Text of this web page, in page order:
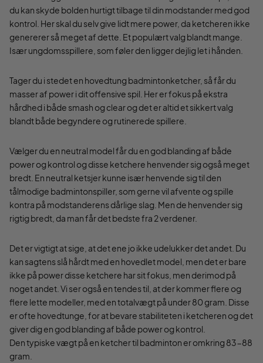
du kan skyde bolden hurtigt tilbage til din modstander med god
kontrol. Her skal du selv give lidt mere power, da ketcheren ikke
genererer så meget af dette. Et populært valg blandt mange.
Især ungdomsspillere, som føler den ligger dejlig let i hånden.
Tager du i stedet en hovedtung badmintonketcher, så får du
masser af power i dit offensive spil. Her er fokus på ekstra
hårdhed i både smash og clear og det er altid et sikkert valg
blandt både begyndere og rutinerede spillere.
Vælger du en neutral model får du en god blanding af både
power og kontrol og disse ketchere henvender sig også meget
bredt. En neutral ketsjer kunne især henvende sig til den
tålmodige badmintonspiller, som gerne vil afvente og spille
kontra på modstanderens dårlige slag. Men de henvender sig
rigtig bredt, da man får det bedste fra 2 verdener.
Det er vigtigt at sige, at det ene jo ikke udelukker det andet. Du
kan sagtens slå hårdt med en hovedlet model, men det er bare
ikke på power disse ketchere har sit fokus, men derimod på
noget andet. Vi ser også en tendes til, at der kommer flere og
flere lette modeller, med en totalvægt på under 80 gram. Disse
er ofte hovedtunge, for at bevare stabiliteten i ketcheren og det
giver dig en god blanding af både power og kontrol.
Den typiske vægt på en ketcher til badminton er omkring 83-88
gram.